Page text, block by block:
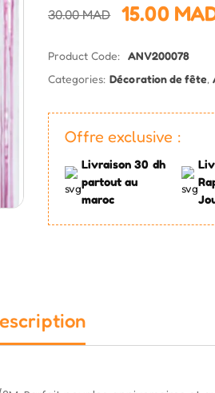
30.00MAD 15.00
Product Code: ANV200078
Categories: Décoration de fête,
Offre exclusive :
Livraison 30 dh
partout au
maroc